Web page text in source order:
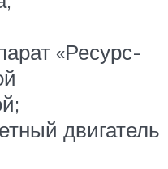
«Ресурс-
двигатель